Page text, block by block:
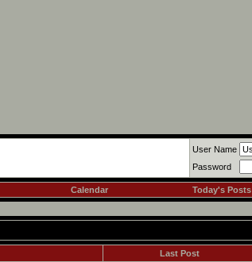
User Name
Password
Calendar Today's Posts
Last Post